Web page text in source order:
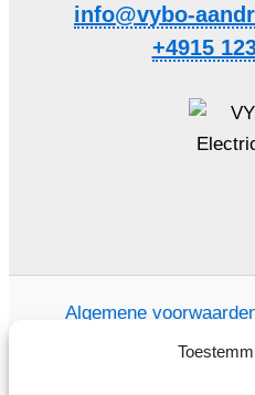
info@vybo-
+4915
Algemene